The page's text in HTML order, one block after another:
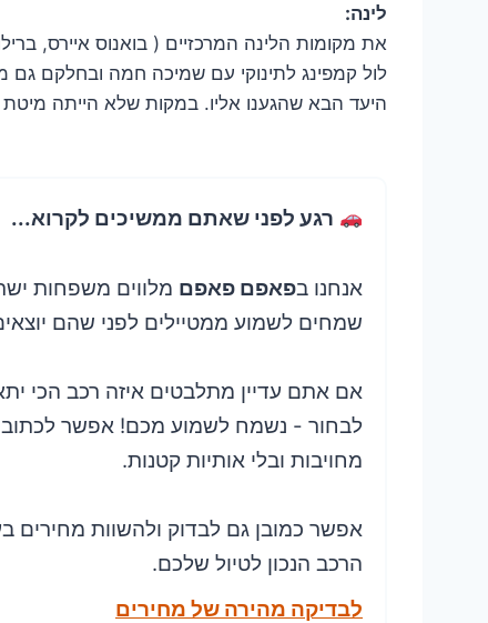
לינה:
את מקומות הלינה המרכזיים ( בואנוס איירס,
לול קמפינג לתינוקי עם שמיכה חמה ובחלקם גם
היעד הבא שהגענו אליו. במקות שלא הייתה
רגע לפני שאתם ממשיכים לקרוא...
אנחנו בפאפם פאפם מלווים משפחות
שמחים לשמוע ממטיילים לפני שהם
אם אתם עדיין מתלבטים איזה רכב הכי
לבחור - נשמח לשמוע מכם! אפשר לכתוב
מחויבות ובלי אותיות קטנות.
אפשר כמובן גם לבדוק ולהשוות
הרכב הנכון לטיול שלכם.
לבדיקה מהירה של מחירים